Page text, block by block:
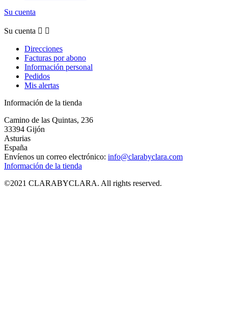
Su cuenta
Su cuenta  
Direcciones
Facturas por abono
Información personal
Pedidos
Mis alertas
Información de la tienda
Camino de las Quintas, 236
33394 Gijón
Asturias
España
Envíenos un correo electrónico: info@clarabyclara.com
Información de la tienda
©2021 CLARABYCLARA. All rights reserved.